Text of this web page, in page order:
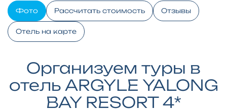
Фото Рассчитать стоимость Отзывы
Отель на карте
Организуем туры в
отель ARGYLE YALONG
BAY RESORT 4*